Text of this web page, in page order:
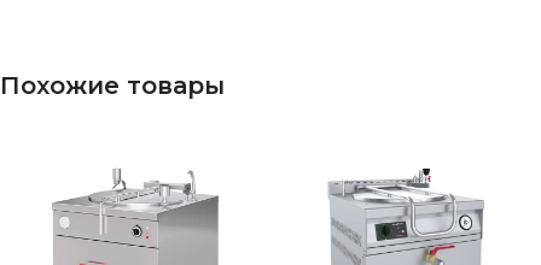
Похожие товары